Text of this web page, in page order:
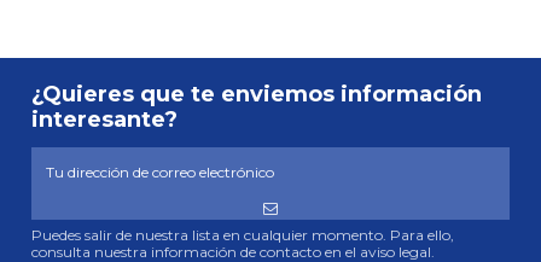
¿Quieres que te enviemos información
interesante?
Puedes salir de nuestra lista en cualquier momento. Para ello,
consulta nuestra información de contacto en el aviso legal.